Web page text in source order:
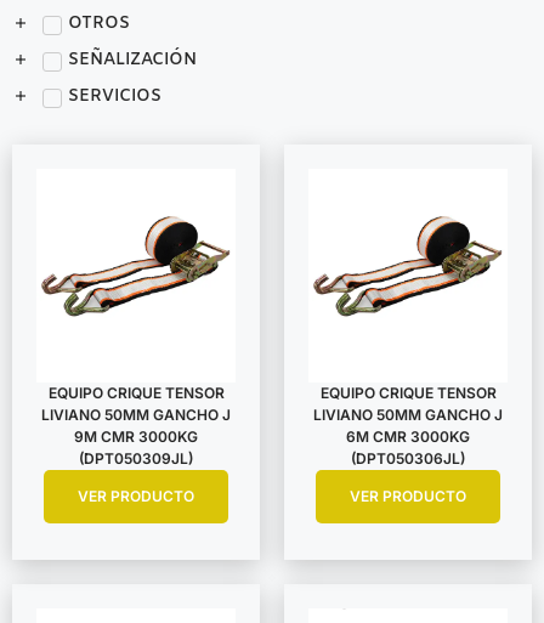
OTROS
SEÑALIZACIÓN
SERVICIOS
EQUIPO CRIQUE TENSOR
LIVIANO 50MM GANCHO J
9M CMR 3000KG
(DPT050309JL)
VER PRODUCTO
EQUIPO CRIQUE TENSOR
LIVIANO 50MM GANCHO J
6M CMR 3000KG
(DPT050306JL)
VER PRODUCTO